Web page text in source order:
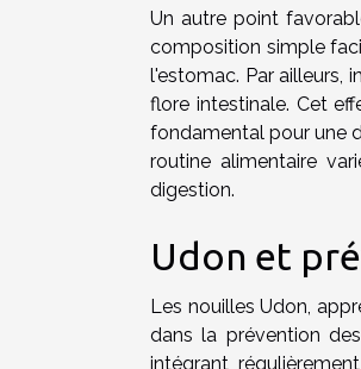
Un autre point
composition simple
l'estomac. Par ailleurs,
flore intestinale. Cet
fondamental pour une
routine alimentaire
digestion.
Udon et
Les nouilles Udon,
dans la prévention
intégrant